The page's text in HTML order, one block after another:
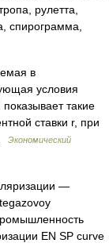
рулетта,
спирограмма,
в
условия
такие
ставки r, при
Экономический
—
EN SP curve